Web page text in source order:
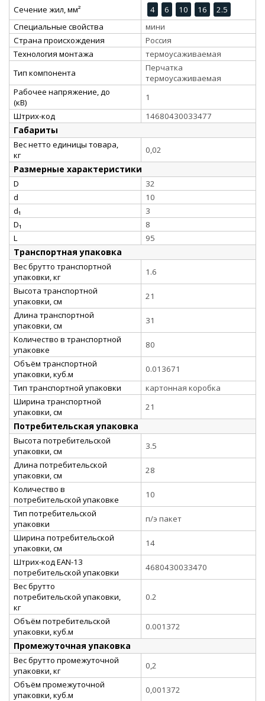
Сечение жил, мм² 4 6 10 16
2.5
Специальные свойства
мини
Страна происхождения
Россия
Технология монтажа
термоусаживаемая
Тип компонента
Перчатка
термоусаживаемая
Рабочее напряжение, до
(кВ)
1
Штрих-код
14680430033477
Габариты
Вес нетто единицы товара,
кг
0,02
Размерные характеристики
D
32
d
10
d₁
3
D₁
8
L
95
Транспортная упаковка
Вес брутто транспортной
упаковки, кг
1.6
Высота транспортной
упаковки, см
21
Длина транспортной
упаковки, см
31
Количество в транспортной
упаковке
80
Объём транспортной
упаковки, куб.м
0.013671
Тип транспортной упаковки
картонная коробка
Ширина транспортной
упаковки, см
21
Потребительская упаковка
Высота потребительской
упаковки, см
3.5
Длина потребительской
упаковки, см
28
Количество в
потребительской упаковке
10
Тип потребительской
упаковки
п/э пакет
Ширина потребительской
упаковки, см
14
Штрих-код EAN-13
потребительской упаковки
4680430033470
Вес брутто
потребительской упаковки,
кг
0.2
Объём потребительской
упаковки, куб.м
0.001372
Промежуточная упаковка
Вес брутто промежуточной
упаковки, кг
0,2
Объём промежуточной
упаковки, куб.м
0,001372